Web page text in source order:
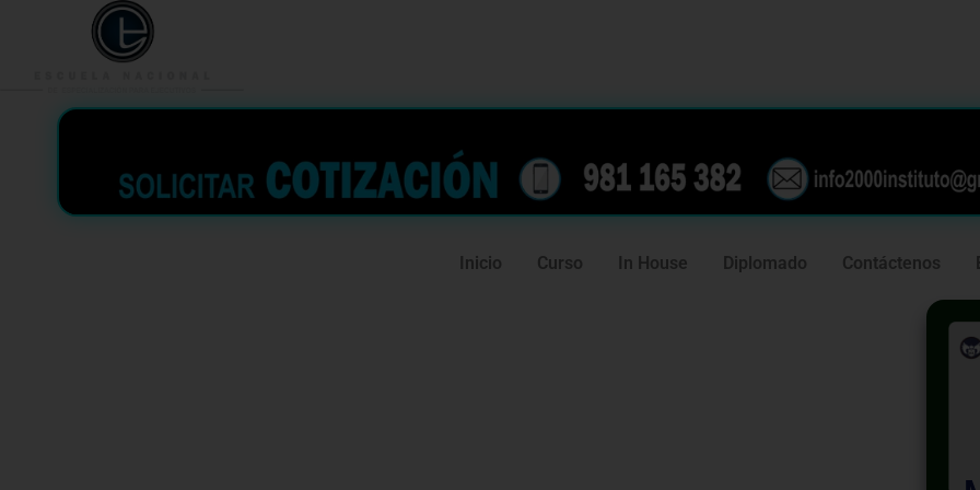
Inicio Curso In House Diplomado Contáctenos